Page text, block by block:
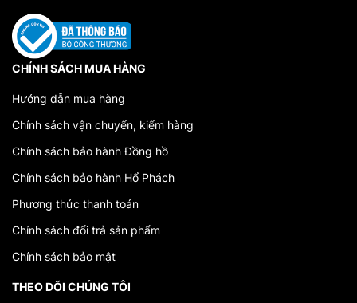
Tissot nổi tiếng với thiết kế tinh tế và đa dạng,
từ đồng hồ thể thao đến đồng hồ cổ điển và
thậm chí là đồng hồ đeo tay thông minh.
Thương hiệu này thường sử dụng vật liệu cao
cấp như thép không gỉ, titanium và vàng để tạo
Độ Chính Xác
đến độ chính xác, với sử dụng các máy cơ và
máy quartz cao cấp.
năng đặc biệt như chronograph, lịch vàng, và
tourbillon.
CHÍNH SÁCH MUA HÀNG
Hướng dẫn mua hàng
Chính sách vận chuyển, kiểm hàng
Chính sách bảo hành Đồng hồ
Chính sách bảo hành Hổ Phách
Phương thức thanh toán
Chính sách đổi trả sản phẩm
Chính sách bảo mật
THEO DÕI CHÚNG TÔI